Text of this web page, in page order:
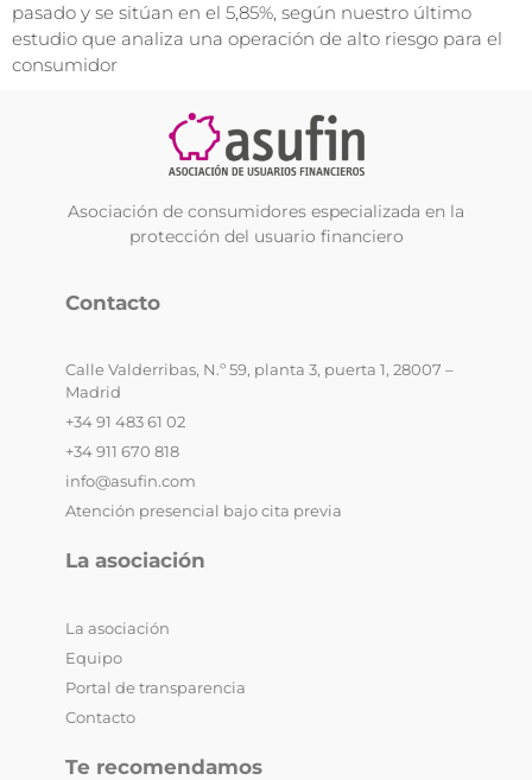
pasado y se sitúan en el 5,85%, según nuestro último
estudio que analiza una operación de alto riesgo para el
consumidor
Asociación de consumidores especializada en la
protección del usuario financiero
Contacto
Calle Valderribas, N.º 59, planta 3, puerta 1, 28007 –
Madrid
+34 91 483 61 02
+34 911 670 818
info@asufin.com
Atención presencial bajo cita previa
La asociación
La asociación
Equipo
Portal de transparencia
Contacto
Te recomendamos